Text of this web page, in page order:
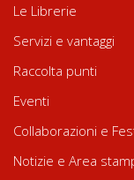
Le Librerie
Servizi e vantaggi
Raccolta punti
Eventi
Collaborazioni e
Notizie e Area